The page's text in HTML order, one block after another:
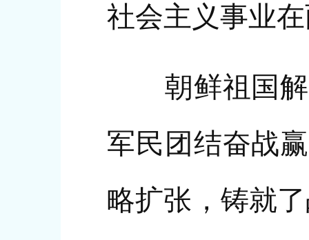
社会主义事业
朝鲜祖国解
军民团结奋战
略扩张，铸就